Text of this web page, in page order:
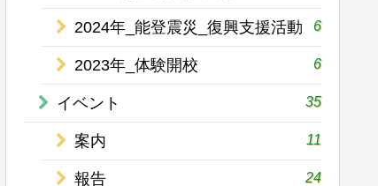
2024年_能登震災_復興支援活動 6
2023年_体験開校 6
イベント 35
案内 11
報告 24